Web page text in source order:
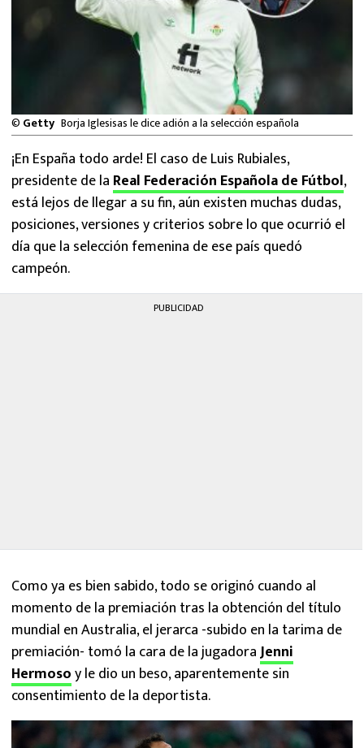
FÓRMULA 1
NFL
© Getty Borja Iglesisas le dice adión a la selección española
¡En España todo arde! El caso de Luis Rubiales,
presidente de la Real Federación Española de Fútbol,
está lejos de llegar a su fin, aún existen muchas dudas,
posiciones, versiones y criterios sobre lo que ocurrió el
día que la selección femenina de ese país quedó
campeón.
PUBLICIDAD
Como ya es bien sabido, todo se originó cuando al
momento de la premiación tras la obtención del título
mundial en Australia, el jerarca -subido en la tarima de
premiación- tomó la cara de la jugadoraJenni
Hermosoy le dio un beso, aparentemente sin
consentimiento de la deportista.